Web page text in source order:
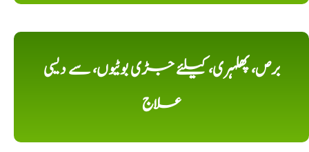
برص، پھلہری، کیلئے جڑی بوٹیوں، سے دیسی
علاج